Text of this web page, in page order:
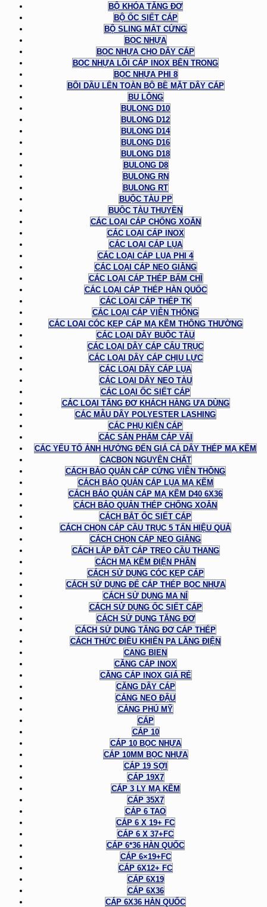
BỘ KHÓA TĂNG ĐƠ
BỘ ỐC SIẾT CÁP
BỘ SLING MẮT CỨNG
BỌC NHỰA
BỌC NHỰA CHO DÂY CÁP
BỌC NHỰA LÕI CÁP INOX BÊN TRONG
BỌC NHỰA PHI 8
BÔI DẦU LÊN TOÀN BỘ BỀ MẶT DÂY CÁP
BU LÔNG
BULONG D10
BULONG D12
BULONG D14
BULONG D16
BULONG D18
BULONG D8
BULONG RN
BULONG RT
BUỘC TÀU PP
BUỘC TÀU THUYỀN
CÁC LOẠI CÁP CHỐNG XOẮN
CÁC LOẠI CÁP INOX
CÁC LOẠI CÁP LỤA
CÁC LOẠI CÁP LỤA PHI 4
CÁC LOẠI CÁP NEO GIẰNG
CÁC LOẠI CÁP THÉP BẤM CHÌ
CÁC LOẠI CÁP THÉP HÀN QUỐC
CÁC LOẠI CÁP THÉP TK
CÁC LOẠI CÁP VIỄN THÔNG
CÁC LOẠI CÓC KẸP CÁP MẠ KẼM THÔNG THƯỜNG
CÁC LOẠI DÂY BUỘC TÀU
CÁC LOẠI DÂY CÁP CẨU TRỤC
CÁC LOẠI DÂY CÁP CHỊU LỰC
CÁC LOẠI DÂY CÁP LỤA
CÁC LOẠI DÂY NEO TÀU
CÁC LOẠI ỐC SIẾT CÁP
CÁC LOẠI TĂNG ĐƠ KHÁCH HÀNG ƯA DÙNG
CÁC MẪU DÂY POLYESTER LASHING
CÁC PHỤ KIỆN CÁP
CÁC SẢN PHẨM CÁP VẢI
CÁC YẾU TỐ ẢNH HƯỞNG ĐẾN GIÁ CẢ DÂY THÉP MẠ KẼM
CACBON NGUYÊN CHẤT
CÁCH BẢO QUẢN CÁP CỨNG VIỄN THÔNG
CÁCH BẢO QUẢN CÁP LỤA MẠ KẼM
CÁCH BẢO QUẢN CÁP MẠ KẼM D40 6X36
CÁCH BẢO QUẢN THÉP CHỐNG XOẮN
CÁCH BẮT ỐC SIẾT CÁP
CÁCH CHỌN CÁP CẦU TRỤC 5 TẤN HIỆU QUẢ
CÁCH CHỌN CÁP NEO GIẰNG
CÁCH LẮP ĐẶT CÁP TREO CẦU THANG
CÁCH MẠ KẼM ĐIỆN PHÂN
CÁCH SỬ DỤNG CÓC KẸP CÁP
CÁCH SỬ DỤNG ĐỂ CÁP THÉP BỌC NHỰA
CÁCH SỬ DỤNG MA NÍ
CÁCH SỬ DỤNG ỐC SIẾT CÁP
CÁCH SỬ DỤNG TĂNG ĐƠ
CÁCH SỬ DỤNG TĂNG ĐƠ CÁP THÉP
CÁCH THỨC ĐIỀU KHIỂN PA LĂNG ĐIỆN
CANG BIEN
CĂNG CÁP INOX
CĂNG CÁP INOX GIÁ RẺ
CĂNG DÂY CÁP
CẢNG NEO ĐẬU
CẢNG PHÚ MỸ
CÁP
CÁP 10
CÁP 10 BỌC NHỰA
CÁP 10MM BỌC NHỰA
CÁP 19 SỢI
CÁP 19X7
CÁP 3 LY MẠ KẼM
CÁP 35X7
CÁP 6 TAO
CÁP 6 X 19+ FC
CÁP 6 X 37+FC
CÁP 6*36 HÀN QUỐC
CÁP 6×19+FC
CÁP 6X12+ FC
CÁP 6X19
CÁP 6X36
CÁP 6X36 HÀN QUỐC